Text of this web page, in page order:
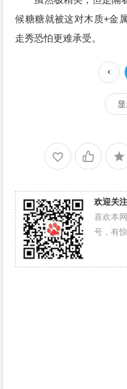
候糖糖就被这对木质+金
走秀恐怕更难承受。
欢迎关注
喜欢本
号，有